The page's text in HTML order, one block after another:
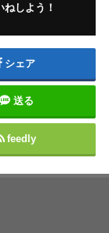
ねしよう！
シェア
送る
feedly